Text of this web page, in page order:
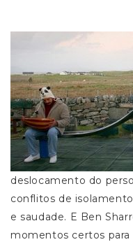
deslocamento do
conflitos de
e saudade. E Ben
momentos certos